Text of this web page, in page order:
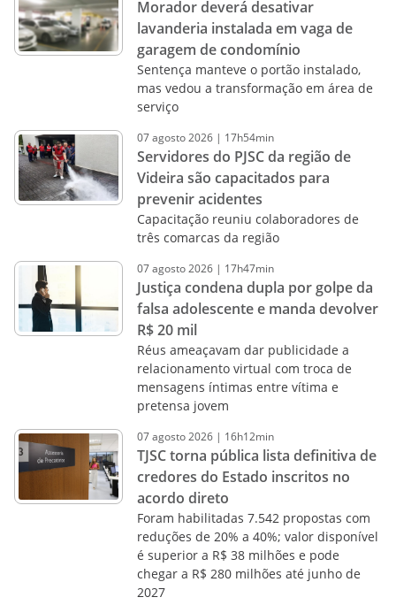
Morador deverá desativar
lavanderia instalada em vaga de
garagem de condomínio
Sentença manteve o portão instalado,
mas vedou a transformação em área de
serviço
07agosto2026 | 17h54min
Servidores do PJSC da região de
Videira são capacitados para
prevenir acidentes
Capacitação reuniu colaboradores de
três comarcas da região
07agosto2026 | 17h47min
Justiça condena dupla por golpe da
falsa adolescente e manda devolver
R$ 20 mil
Réus ameaçavam dar publicidade a
relacionamento virtual com troca de
mensagens íntimas entre vítima e
pretensa jovem
07agosto2026 | 16h12min
TJSC torna pública lista definitiva de
credores do Estado inscritos no
acordo direto
Foram habilitadas 7.542 propostas com
reduções de 20% a 40%; valor disponível
é superior a R$ 38 milhões e pode
chegar a R$ 280 milhões até junho de
2027